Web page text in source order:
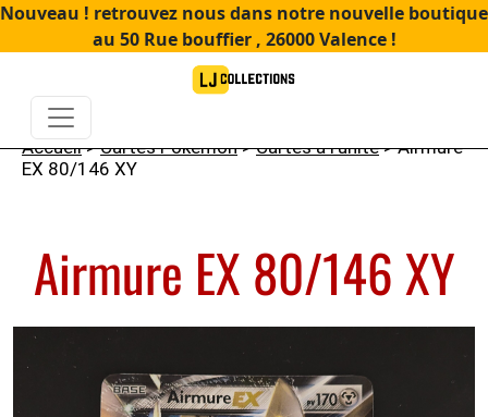
Nouveau ! retrouvez nous dans notre nouvelle boutique
au 50 Rue bouffier , 26000 Valence !
Accueil>Cartes Pokémon>Cartes à l'unité> Airmure
EX 80/146 XY
Airmure EX 80/146 XY